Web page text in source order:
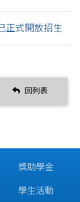
正式開放招生
回列表
獎助學金
學生活動